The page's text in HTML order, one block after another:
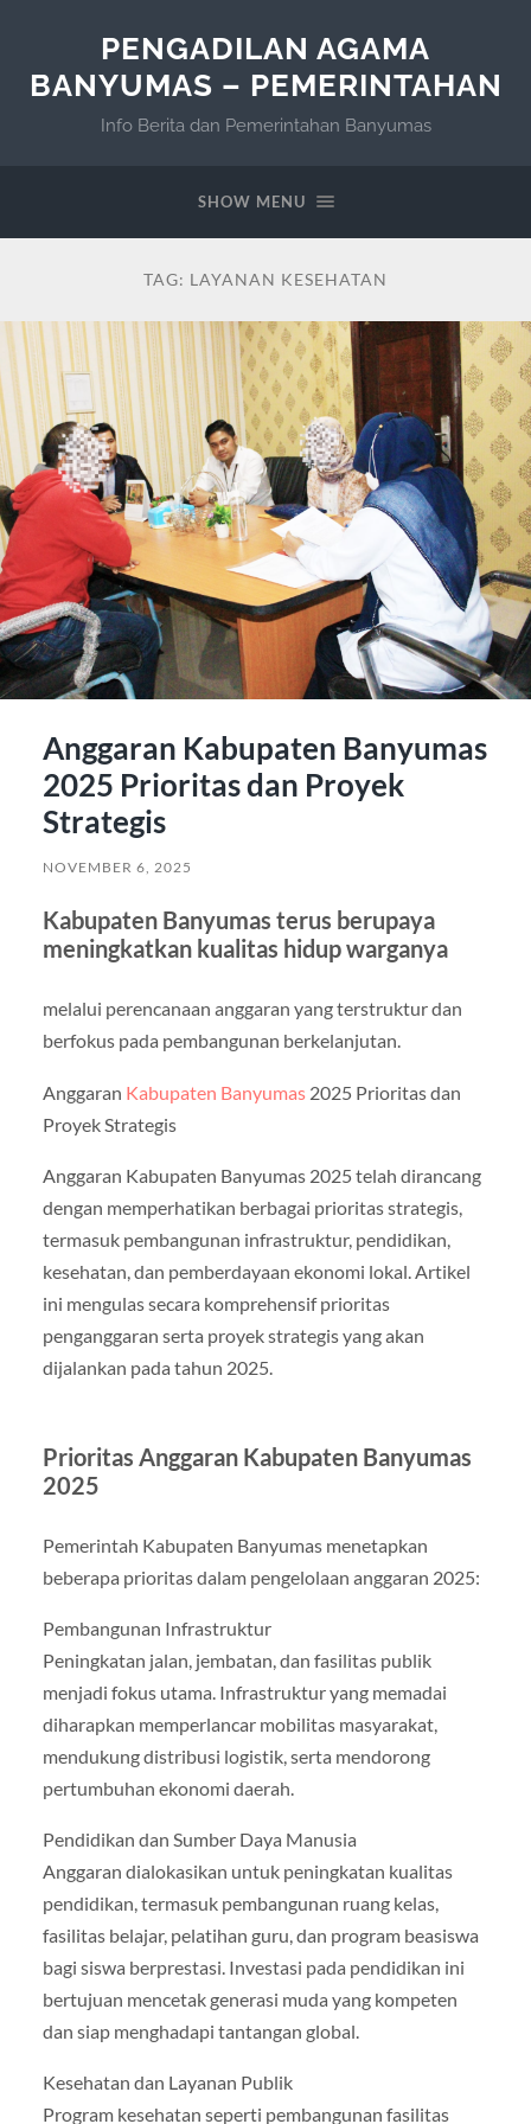
PENGADILAN AGAMA
BANYUMAS – PEMERINTAHAN
Info Berita dan Pemerintahan Banyumas
SHOW MENU
TAG: LAYANAN KESEHATAN
Anggaran Kabupaten Banyumas
2025 Prioritas dan Proyek
Strategis
NOVEMBER 6, 2025
Kabupaten Banyumas terus berupaya
meningkatkan kualitas hidup warganya
melalui perencanaan anggaran yang terstruktur dan
berfokus pada pembangunan berkelanjutan.
Anggaran Kabupaten Banyumas2025 Prioritas dan
Proyek Strategis
Anggaran Kabupaten Banyumas 2025 telah dirancang
dengan memperhatikan berbagai prioritas strategis,
termasuk pembangunan infrastruktur, pendidikan,
kesehatan, dan pemberdayaan ekonomi lokal. Artikel
ini mengulas secara komprehensif prioritas
penganggaran serta proyek strategis yang akan
dijalankan pada tahun 2025.
Prioritas Anggaran Kabupaten Banyumas
2025
Pemerintah Kabupaten Banyumas menetapkan
beberapa prioritas dalam pengelolaan anggaran 2025:
Pembangunan Infrastruktur
Peningkatan jalan, jembatan, dan fasilitas publik
menjadi fokus utama. Infrastruktur yang memadai
diharapkan memperlancar mobilitas masyarakat,
mendukung distribusi logistik, serta mendorong
pertumbuhan ekonomi daerah.
Pendidikan dan Sumber Daya Manusia
Anggaran dialokasikan untuk peningkatan kualitas
pendidikan, termasuk pembangunan ruang kelas,
fasilitas belajar, pelatihan guru, dan program beasiswa
bagi siswa berprestasi. Investasi pada pendidikan ini
bertujuan mencetak generasi muda yang kompeten
dan siap menghadapi tantangan global.
Kesehatan dan Layanan Publik
Program kesehatan seperti pembangunan fasilitas